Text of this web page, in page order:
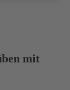
mit